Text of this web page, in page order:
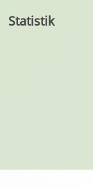
Statistik